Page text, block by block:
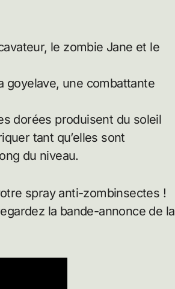
le zombie Jane et le
goyelave, une combattante
dorées produisent du soleil
tant qu’elles sont
du niveau.
spray anti-zombinsectes !
la bande-annonce de la